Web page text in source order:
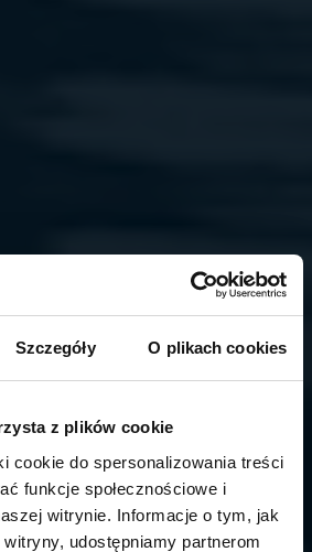
Szczegóły O plikach cookies
z plików cookie
cookie do spersonalizowania treści
funkcje społecznościowe i
witrynie. Informacje o tym, jak
udostępniamy partnerom